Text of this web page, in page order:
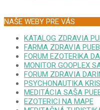
NAŠE WEBY PRE VÁS
KATALOG ZDRAVIA
FARMA ZDRAVIA
FORUM EZOTERIKA
MONITOR GOOPLEX
FORUM ZDRAVIA
PSYCHONAUTIKA
MEDITÁCIA SAŠA
EZOTERICI NA MAPE